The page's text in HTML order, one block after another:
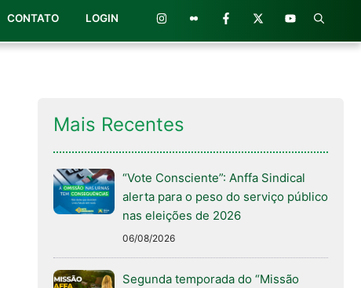
CONTATO LOGIN
Mais Recentes
“Vote Consciente”: Anffa Sindical
alerta para o peso do serviço público
nas eleições de 2026
06/08/2026
Segunda temporada do “Missão